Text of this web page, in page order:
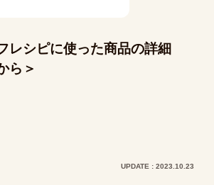
レシピに使った商品の詳細
ら＞
UPDATE : 2023.10.23